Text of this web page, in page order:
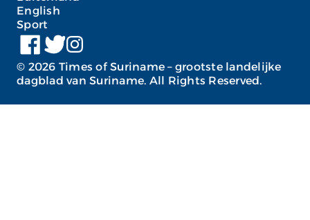
English
Sport
© 2026 Times of Suriname – grootste landelijke
dagblad van Suriname. All Rights Reserved.